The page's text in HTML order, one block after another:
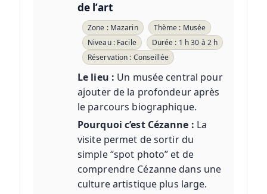
de l’art
Zone : Mazarin
Thème : Musée
Niveau : Facile
Durée : 1 h 30 à 2 h
Réservation : Conseillée
Le lieu : Un musée central pour
ajouter de la profondeur après
le parcours biographique.
Pourquoi c’est Cézanne : La
visite permet de sortir du
simple “spot photo” et de
comprendre Cézanne dans une
culture artistique plus large.